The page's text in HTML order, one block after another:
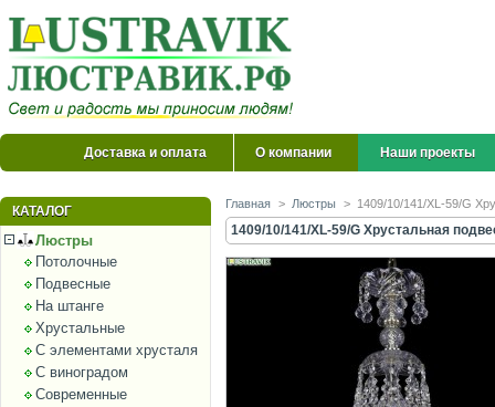
Доставка и оплата О компании Наши проекты
КАТАЛОГ
Люстры
Потолочные
Подвесные
На штанге
Хрустальные
С элементами хрусталя
С виноградом
Современные
Главная > Люстры > 1409/10/141/XL-59/G
1409/10/141/XL-59/G Хрустальная